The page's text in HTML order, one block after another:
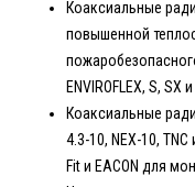
Коаксиальные
повышенной
ENVIROFLEX, S, SX
Коаксиальные
4.3-10, NEX-10,
Fit и EACON для